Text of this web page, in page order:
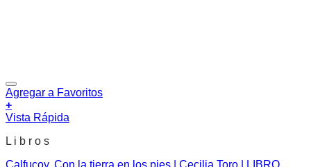
Agregar a Favoritos
+
Vista Rápida
L i b r o s